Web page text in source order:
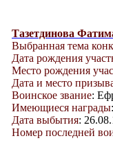
Тазетдинова
Выбранная тема
Дата рождения
Место рождения
Дата и место
Воинское звание:
Имеющиеся награды
Дата выбытия:
Номер последней